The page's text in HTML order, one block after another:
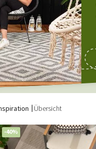
Übersicht
-40%